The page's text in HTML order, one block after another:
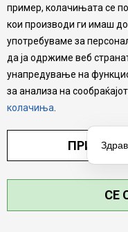
website:
пример, колачињата се
кои производи ги имаш
употребуваме за
да ја одржиме веб
унапредување на
за анализа на
колачиња
СЕ